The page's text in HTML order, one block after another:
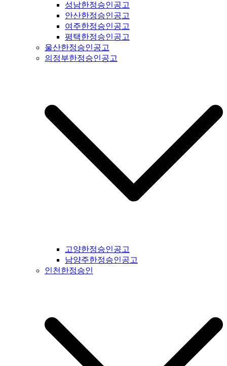
고 #예산군일간지공고 #아산시일간지공고 #천안시일간지공고
#청양군일간지공고 #안면도일간지공고 #보령시일간지공고 #
부여군일간지공고 #서천군일간지공고 #논산시일간지공고 #계
룡시일간지공고 #공주시일간지공고 #금산군군일간지공고 #덕
산면일간지공고 #공주시일간지공고 #정안면일간지공고 #안면
도일간지공고 #대전시일간지공고 #전라북도일간지공고 #전북
공고 #부안군일간지공고 #정읍시일간지공고 #고창군일간지공
고 #순창군일간지공고 #남원시일간지공고 #복흥면일간지공고
#격포일간지공고 #순창군일간지공고 #칠보면일간지공고 #전
라남도일간지공고 #전남일간지공고 #나주시일간지공고 #장성
군일간지공고 #담양군일간지공고 #곡성군일간지공고 #구례군
일간지공고 #하동군일간지공고 #순천시일간지공고 #여수시일
간지공고 #고흥시일간지공고 #완도군일간지공고 #해남군일간
지공고 #강진군일간지공고 #장흥군일간지공고 #영암군일간지
공고 #광주광역시일간지공고 #무안군일간지공고 #함평군일간
지공고 #영광군일간지공고 #신안군일간지공고 #진도군일간지
송군일간지공고 #영덕군일간지공고 #군위군일간지공고 #김천
시일간지공고 #구미시일간지공고 #칠곡군일간지공고 #성주군
일간지공고 #포항시일간지공고 #영천시일간지공고 #경주시일
공고 #경남일간지공고 #거창군일간지공고 #합천군일간지공고
#창녕군일간지공고 #밀양시일간지공고 #김해시일간지공고 #
창원시일간지공고 #의령군일간지공고 #진주시일간지공고 #하
동군일간지공고 #사천시일간지공고 #고성군일간지공고 #거제
시일간지공고 #통영군일간지공고 #남해군일간지공고 #제주도
성남한정승인공고
안산한정승인공고
여주한정승인공고
평택한정승인공고
울산한정승인공고
의정부한정승인공고
고양한정승인공고
남양주한정승인공고
인천한정승인